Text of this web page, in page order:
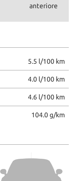
anteriore
5.5 l/100 km
4.0 l/100 km
4.6 l/100 km
104.0 g/km